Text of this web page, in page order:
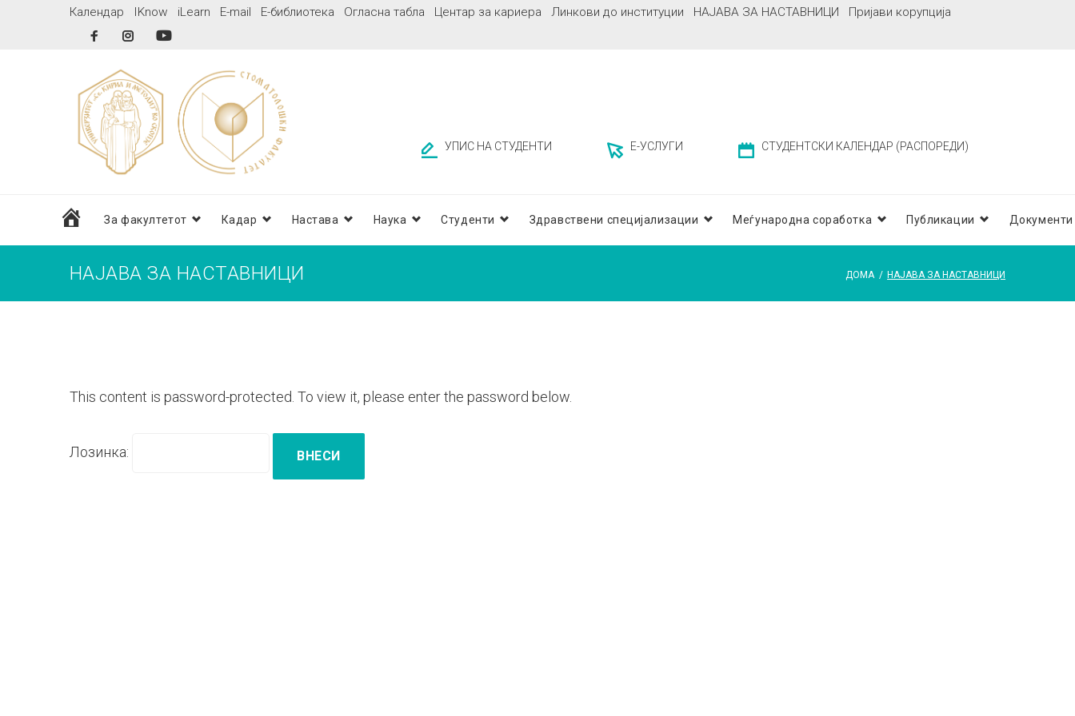
Календар IKnow iLearn E-mail Е-библиотека Огласна табла Центар за кариера Линкови до институции НАЈАВА ЗА НАСТАВНИЦИ Пријави корупција
FacebookInstagram
УПИС НА СТУДЕНТИ Е-УСЛУГИ СТУДЕНТСКИ КАЛЕНДАР (РАСПОРЕДИ)
домаЗа факултетот Кадар Настава Наука Студенти Здравствени специјализации Меѓународна соработка Публикации Документи
НАЈАВА ЗА НАСТАВНИЦИ ДОМА / НАЈАВА ЗА НАСТАВНИЦИ
НАЈАВА
ЗА
This content is password-protected. To view it, please enter the password below.
Лозинка: